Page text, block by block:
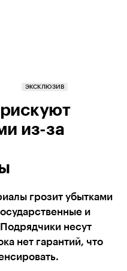
ЭКСКЛЮЗИВ
из-за
грозит убытками
и
несут
нет гарантий, что